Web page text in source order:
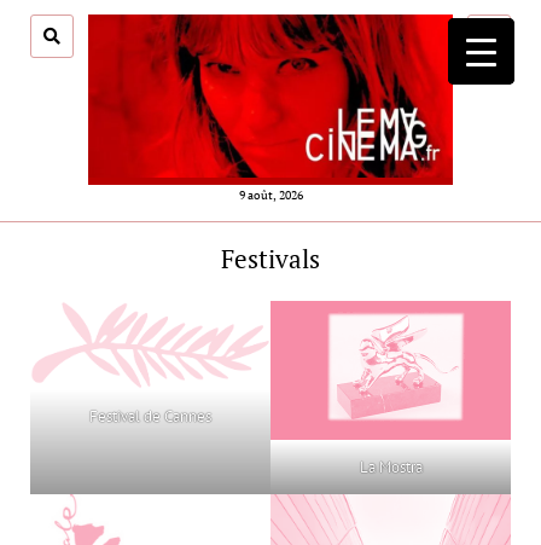
9 août, 2026
menu
Festivals
Festival de Cannes
La Mostra